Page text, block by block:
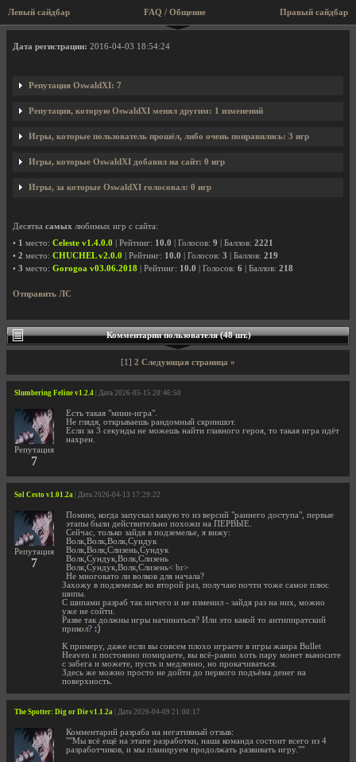
Левый сайдбар Правый сайдбар
FAQ / Общение
Профиль пользователя OswaldXI
Дата регистрации: 2016-04-03 18:54:24
Репутация OswaldXI: 7
Репутация, которую OswaldXI менял другим: 1 изменений
Игры, которые пользователь прошёл, либо очень понравились: 3 игр
Игры, которые OswaldXI добавил на сайт: 0 игр
Игры, за которые OswaldXI голосовал: 0 игр
Десятка самых любимых игр с сайта:
• 1 место: Celeste v1.4.0.0 | Рейтинг: 10.0 | Голосов: 9 | Баллов: 2221
• 2 место: CHUCHEL v2.0.0 | Рейтинг: 10.0 | Голосов: 3 | Баллов: 219
• 3 место: Gorogoa v03.06.2018 | Рейтинг: 10.0 | Голосов: 6 | Баллов: 218
Отправить ЛС
Комментарии пользователя (48 шт.)
[1] 2 Следующая страница »
Slumbering Feline v1.2.4 | Дата 2026-05-15 20:46:50
Репутация
7
Есть такая "мини-игра".
Не глядя, открываешь рандомный скриншот.
Если за 3 секунды не можешь найти главного героя, то такая игра идёт
нахрен.
Sol Cesto v1.01.2a | Дата 2026-04-13 17:29:22
Репутация
7
Помню, когда запускал какую то из версий "раннего доступа", первые
этапы были действительно похожи на ПЕРВЫЕ.
Сейчас, только зайдя в подземелье, я вижу:
Волк,Волк,Волк,Сундук
Волк,Волк,Слизень,Сундук
Волк,Сундук,Волк,Слизень
Волк,Сундук,Волк,Слизень< br>
Не многовато ли волков для начала?
Захожу в подземелье во второй раз, получаю почти тоже самое плюс
шипы.
С шипами разраб так ничего и не изменил - зайдя раз на них, можно
уже не сойти.
Разве так должны игры начинаться? Или это какой то антипиратский
прикол?
К примеру, даже если вы совсем плохо играете в игры жанра Bullet
Heaven и постоянно помираете, вы всё-равно хоть пару монет выносите
с забега и можете, пусть и медленно, но прокачиваться.
Здесь же можно просто не дойти до первого подъёма денег на
поверхность.
The Spotter: Dig or Die v1.1.2a | Дата 2026-04-09 21:00:17
Комментарий разраба на негативный отзыв:
""Мы всё ещё на этапе разработки, наша команда состоит всего из 4
разработчиков, и мы планируем продолжать развивать игру.""